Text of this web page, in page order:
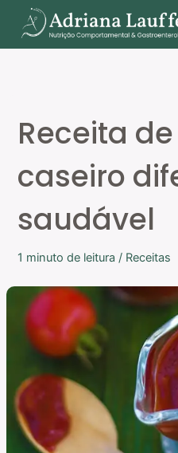
para
o
Receita
caseiro
saudável
1 minuto de leitura / Receitas
e
a